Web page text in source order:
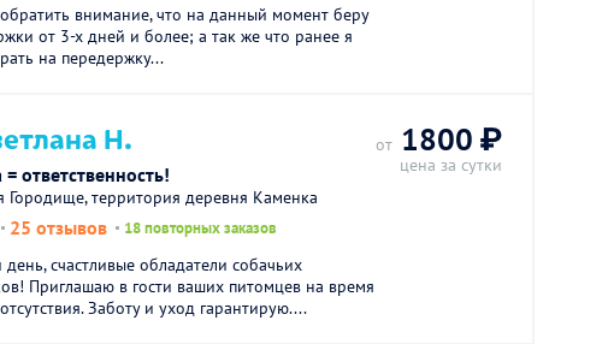
внимание, что на данный момент беру
от 3-х дней и более; а так же что ранее я
на передержку...
Н.
ответственность!
Городище, территория деревня Каменка
25 отзывов 18 повторных заказов
счастливые обладатели собачьих
Приглашаю в гости ваших питомцев на время
Заботу и уход гарантирую....
от 1800 ₽
цена за сутки